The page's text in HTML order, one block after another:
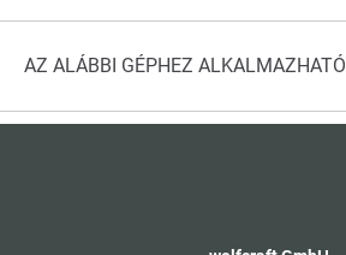
AZ ALÁBBI GÉPHEZ ALKALMAZHATÓ